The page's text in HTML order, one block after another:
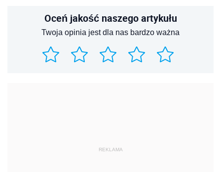
Oceń jakość naszego artykułu
Twoja opinia jest dla nas bardzo ważna
REKLAMA